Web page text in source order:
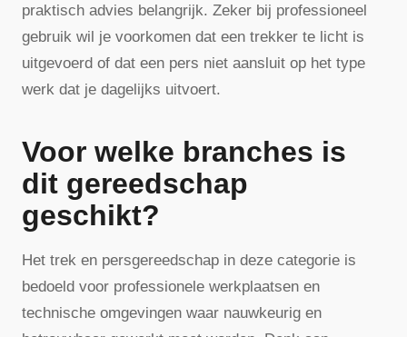
praktisch advies belangrijk. Zeker bij professioneel
gebruik wil je voorkomen dat een trekker te licht is
uitgevoerd of dat een pers niet aansluit op het type
werk dat je dagelijks uitvoert.
Voor welke branches is
dit gereedschap
geschikt?
Het trek en persgereedschap in deze categorie is
bedoeld voor professionele werkplaatsen en
technische omgevingen waar nauwkeurig en